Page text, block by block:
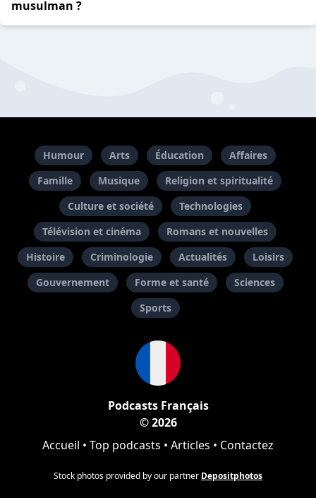
musulman ?
Humour Arts Éducation
Affaires
Famille
Musique
Religion et spiritualité
Culture et société
Technologies
Télévision et cinéma
Romans et nouvelles
Histoire
Criminologie Actualités
Loisirs
Gouvernement
Forme et santé
Sciences
Sports
Podcasts Français
© 2026
Accueil • Top podcasts • Articles • Contactez
Stock photos provided by our partner Depositphotos